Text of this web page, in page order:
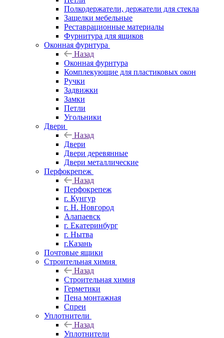
Полкодержатели, держатели для стекла
Защелки мебельные
Реставрационные материалы
Фурнитура для ящиков
Оконная фурнтура
Назад
Оконная фурнтура
Комплекующие для пластиковых окон
Ручки
Задвижки
Замки
Петли
Угольники
Двери
Назад
Двери
Двери деревянные
Двери металлические
Перфокрепеж
Назад
Перфокрепеж
г. Кунгур
г. Н. Новгород
Алапаевск
г. Екатеринбург
г. Нытва
г.Казань
Почтовые ящики
Строительная химия
Назад
Строительная химия
Герметики
Пена монтажная
Спреи
Уплотнители
Назад
Уплотнители